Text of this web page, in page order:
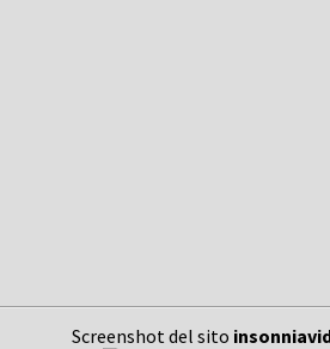
Screenshot del sito